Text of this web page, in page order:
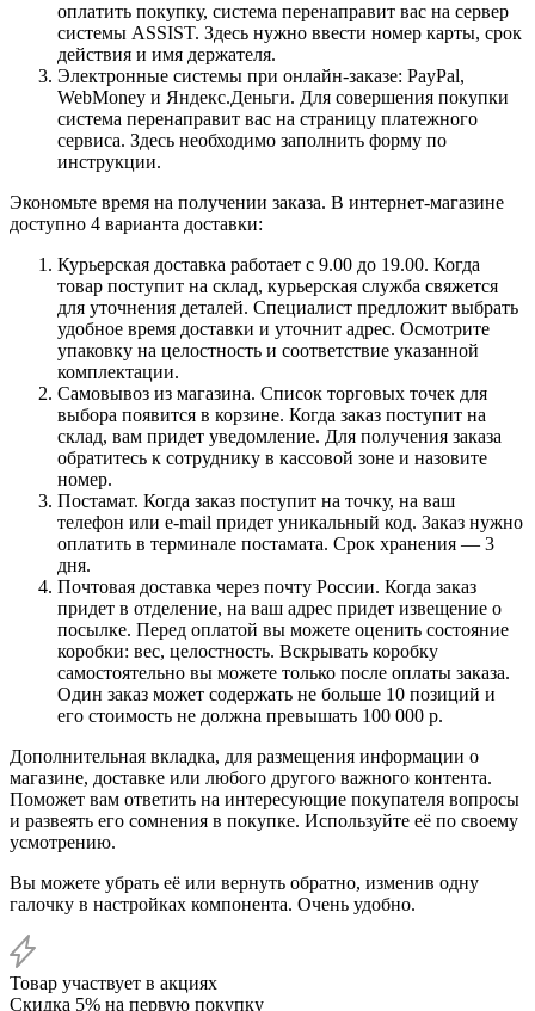
оплатить покупку, система перенаправит вас на сервер
системы ASSIST. Здесь нужно ввести номер карты, срок
действия и имя держателя.
Электронные системы при онлайн-заказе: PayPal,
WebMoney и Яндекс.Деньги. Для совершения покупки
система перенаправит вас на страницу платежного
сервиса. Здесь необходимо заполнить форму по
инструкции.
Экономьте время на получении заказа. В интернет-магазине
доступно 4 варианта доставки:
Курьерская доставка работает с 9.00 до 19.00. Когда
товар поступит на склад, курьерская служба свяжется
для уточнения деталей. Специалист предложит выбрать
удобное время доставки и уточнит адрес. Осмотрите
упаковку на целостность и соответствие указанной
комплектации.
Самовывоз из магазина. Список торговых точек для
выбора появится в корзине. Когда заказ поступит на
склад, вам придет уведомление. Для получения заказа
обратитесь к сотруднику в кассовой зоне и назовите
номер.
Постамат. Когда заказ поступит на точку, на ваш
телефон или e-mail придет уникальный код. Заказ нужно
оплатить в терминале постамата. Срок хранения — 3
дня.
Почтовая доставка через почту России. Когда заказ
придет в отделение, на ваш адрес придет извещение о
посылке. Перед оплатой вы можете оценить состояние
коробки: вес, целостность. Вскрывать коробку
самостоятельно вы можете только после оплаты заказа.
Один заказ может содержать не больше 10 позиций и
его стоимость не должна превышать 100 000 р.
Дополнительная вкладка, для размещения информации о
магазине, доставке или любого другого важного контента.
Поможет вам ответить на интересующие покупателя вопросы
и развеять его сомнения в покупке. Используйте её по своему
усмотрению.
Вы можете убрать её или вернуть обратно, изменив одну
галочку в настройках компонента. Очень удобно.
Товар участвует в акциях
Скидка 5% на первую покупку